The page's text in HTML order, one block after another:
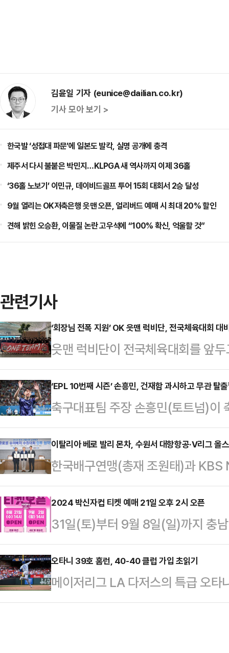
김윤일 기자 (eunice@dailian.co.kr)
기사 모아 보기 >
한국발 ‘성접대 파문’에 일본도 발칵, 실명 공개에 충격
제주서 다시 불붙은 박민지…KLPGA 새 역사까지 이제 36홀
‘36홀 노보기’ 이민규, 데이비드골프 투어 15회 대회서 2승 달성
9월 열리는 OK저축은행 읏맨 오픈, 얼리버드 예매 시 최대 20% 할인
견해 밝힌 오승환, 이물질 논란 고우석에 “100% 확신, 억울할 것”
관련기사
‘회장님 전폭 지원’ OK 읏맨 럭비단, 전국체육대회 대
읏맨 럭비단이 전국체육대회를 앞
정비에 나선다.OK금융그룹(회장
단)이 19일부터 31일까지 약 2주간
행한다고 밝혔다.이번 전지훈련은
회’를 앞두고 본격적인 담금질을
한 팀과 합동훈련 및 연습경기를 진
실전 감각도 끌어올릴 계획이다.읏
속 큐슈전력 볼텍스를…
‘EPL 10번째 시즌’ 손흥민, 건재함 과시하고 무관 탈
축구대표팀 주장 손흥민(토트넘)이
손흥민의 소속팀 토트넘은 오는 20
파워 스타디움에서 레스터 시티를
리그(EPL) 1라운드를 치른다.손흥
2015-2016시즌 토트넘에 입단한
럽맨’으로 활약했다.토트넘의 주축
독일 분데스리가 명문 바이에른 뮌
았던 손…
이탈리아 베로 발리 몬차, 수원서 대항항공·V리그 올
한국배구연맹(총재 조원태)과
남자배구 글로벌 슈퍼매치 수원대
원시청에서 진행된 협약식에는 한
강덕 대표이사, 그리고 이재준 수
이탈리아 글로벌 슈퍼매치를 수원
8일(일) 수원실내체육관에서 열리
아 명문 베로 발리 몬차(Vero
수…
2024 박신자컵 티켓 예매 21일 오후 2시 오픈
31일(토)부터 9월 8일(일)까지 충
우리은행 박신자컵’의 티켓예매 일
례로 나누어 진행하며, 조별 예선
전 경기는 9월 2일(월) 14시부터
연맹) 애플리케이션과 WKBL 공식
오타니 39호 홈런, 40-40 클럽 가입 초읽기
메이저리그 LA 다저스의 특급 오
리며 대망의 40홈런-40도루에 한